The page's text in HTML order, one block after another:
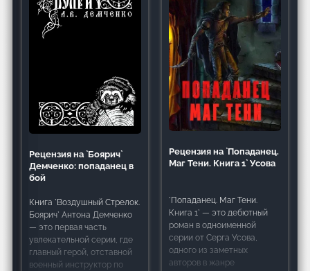
с мифами и легендами, а
главный герой
Рецензия на `Боярич`
Демченко: попаданец в
бой
Книга `Воздушный Стрелок.
Боярич` Антона Демченко
— это первая часть
увлекательной серии, где
главный герой, отставной
военный инструктор по
Рецензия на `Попаданец.
Маг Тени. Книга 1` Усова
`Попаданец. Маг Тени.
Книга 1` — это дебютный
роман в одноименной
серии от Серга Усова,
одного из заметных
авторов в жанре